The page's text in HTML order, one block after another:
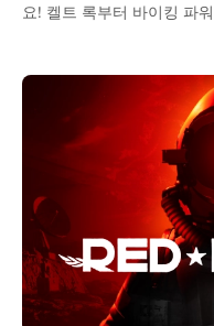
요! 켈트 록부터 바이킹 파